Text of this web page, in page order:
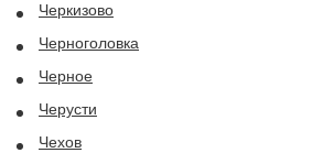
Черкизово
Черноголовка
Черное
Черусти
Чехов